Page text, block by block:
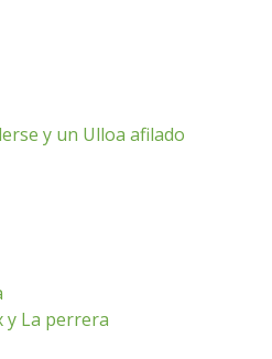
y un Ulloa afilado
y La perrera